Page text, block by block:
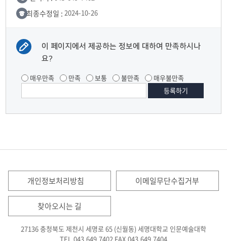
최종수정일 : 2024-10-26
이 페이지에서 제공하는 정보에 대하여 만족하시나
요?
매우만족 만족 보통 불만족 매우불만족
개인정보처리방침 이메일무단수집거부
찾아오시는 길
27136 충청북도 제천시 세명로 65 (신월동) 세명대학교 인문예술대학
TEL.043.649.7402 FAX.043.649.7404